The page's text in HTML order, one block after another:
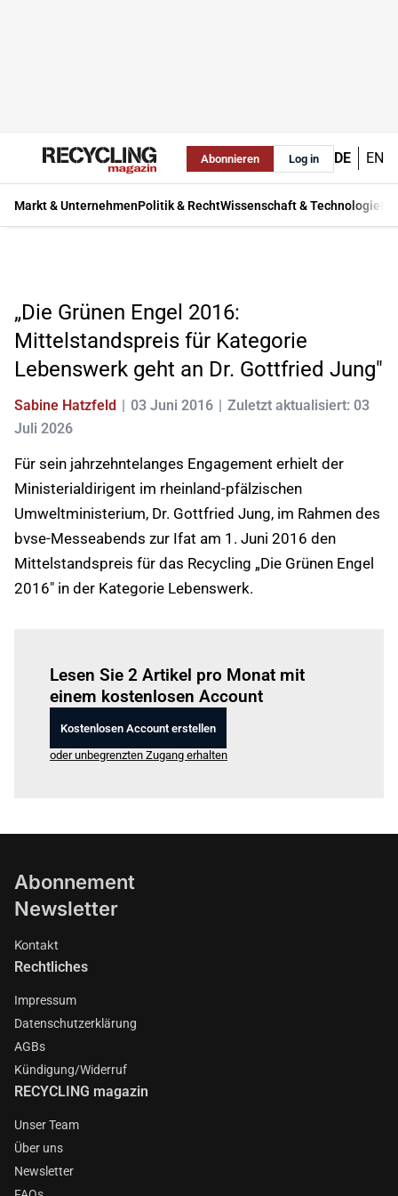
Abonnieren Log in DE EN
Markt & UnternehmenPolitik & RechtWissenschaft & Technologie
„Die Grünen Engel 2016:
Mittelstandspreis für Kategorie
Lebenswerk geht an Dr. Gottfried Jung"
Sabine Hatzfeld 03 Juni 2016
Zuletzt aktualisiert: 03
Juli 2026
Für sein jahrzehntelanges Engagement erhielt der
Ministerialdirigent im rheinland-pfälzischen
Umweltministerium, Dr. Gottfried Jung, im Rahmen des
bvse-Messeabends zur Ifat am 1. Juni 2016 den
Mittelstandspreis für das Recycling „Die Grünen Engel
2016" in der Kategorie Lebenswerk.
Lesen Sie 2 Artikel pro Monat mit
einem kostenlosen Account
Kostenlosen Account erstellen
oder unbegrenzten Zugang erhalten
Abonnement
Newsletter
Kontakt
Rechtliches
Impressum
Datenschutzerklärung
AGBs
Kündigung/Widerruf
RECYCLING magazin
Unser Team
Über uns
Newsletter